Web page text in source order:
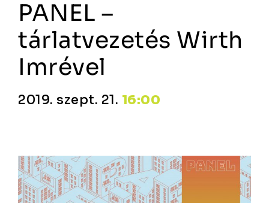
PANEL –
tárlatvezetés Wirth
Imrével
2019. szept. 21. 16:00